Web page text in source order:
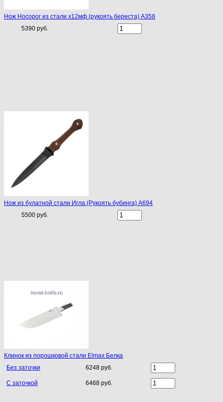
Нож Носорог из стали х12мф (рукоять береста) A358
5390 руб.
Нож из булатной стали Игла (Рукоять бубинга) A694
5500 руб.
Клинок из порошковой стали Elmax Белка
Без заточки
6248 руб.
С заточкой 6468 руб.